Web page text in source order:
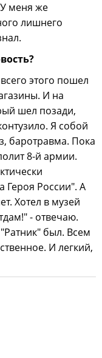
меня же
лишнего
этого пошел
И на
шел позади,
Я собой
баротравма. Пока
8-й армии.
Героя России". А
Хотел в музей
- отвечаю.
был. Всем
И легкий,